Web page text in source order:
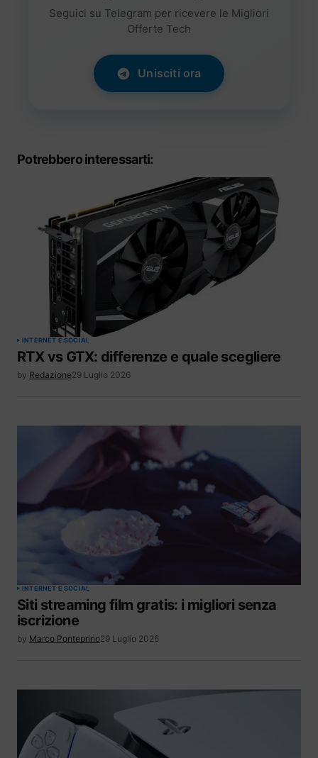
Seguici su Telegram per ricevere le Migliori
Offerte Tech
Unisciti ora
Potrebbero interessarti:
INTERNET E SOCIAL
RTX vs GTX: differenze e quale scegliere
by Redazione29 Luglio 2026
INTERNET E SOCIAL
Siti streaming film gratis: i migliori senza
iscrizione
by Marco Ponteprino29 Luglio 2026